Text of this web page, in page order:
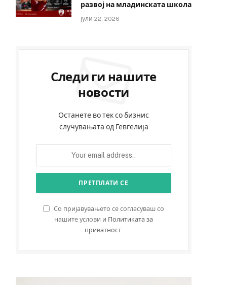
развој на младинската школа
јули 22, 2026
Следи ги нашите
новости
Останете во тек со бизнис
случувањата од Гевгелија
Со пријавувањето се согласуваш со
нашите услови и Политиката за
приватност.